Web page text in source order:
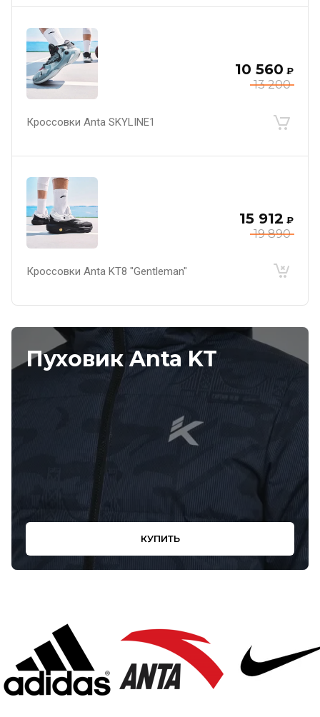
13 200
10 560 ₽
Кроссовки Anta SKYLINE1
19 890
15 912 ₽
Кроссовки Anta KT8 "Gentleman"
Пуховик Anta KT
КУПИТЬ